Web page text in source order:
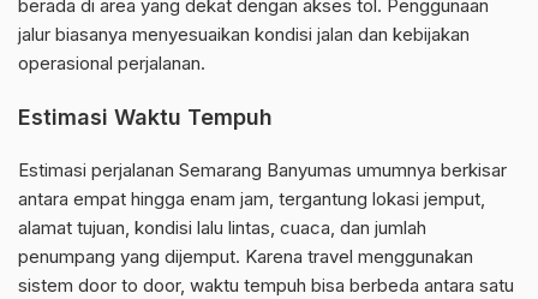
berada di area yang dekat dengan akses tol. Penggunaan
jalur biasanya menyesuaikan kondisi jalan dan kebijakan
operasional perjalanan.
Estimasi Waktu Tempuh
Estimasi perjalanan Semarang Banyumas umumnya berkisar
antara empat hingga enam jam, tergantung lokasi jemput,
alamat tujuan, kondisi lalu lintas, cuaca, dan jumlah
penumpang yang dijemput. Karena travel menggunakan
sistem door to door, waktu tempuh bisa berbeda antara satu